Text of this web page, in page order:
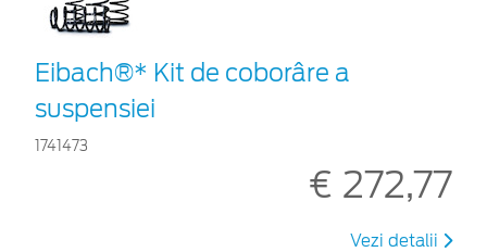
Eibach®* Kit de coborâre a
suspensiei
1741473
€ 272,77
Vezi detalii